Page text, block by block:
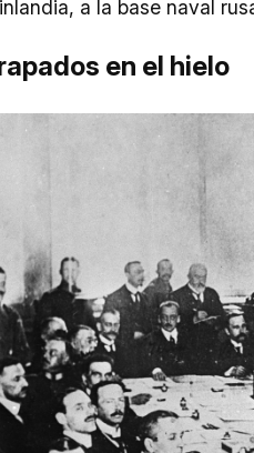
a la base naval
en el hielo